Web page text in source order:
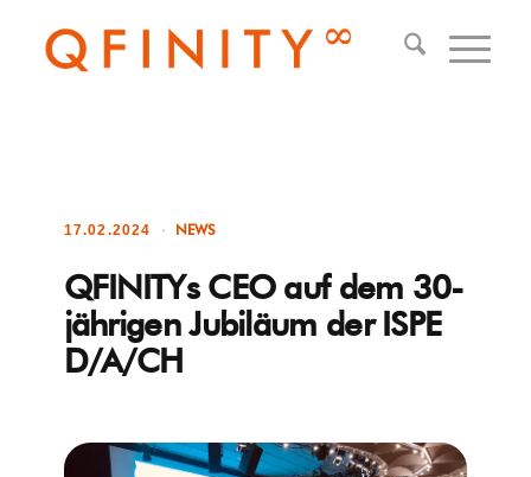
17.02.2024 NEWS
QFINITYs CEO auf dem 30-
jährigen Jubiläum der ISPE
D/A/CH